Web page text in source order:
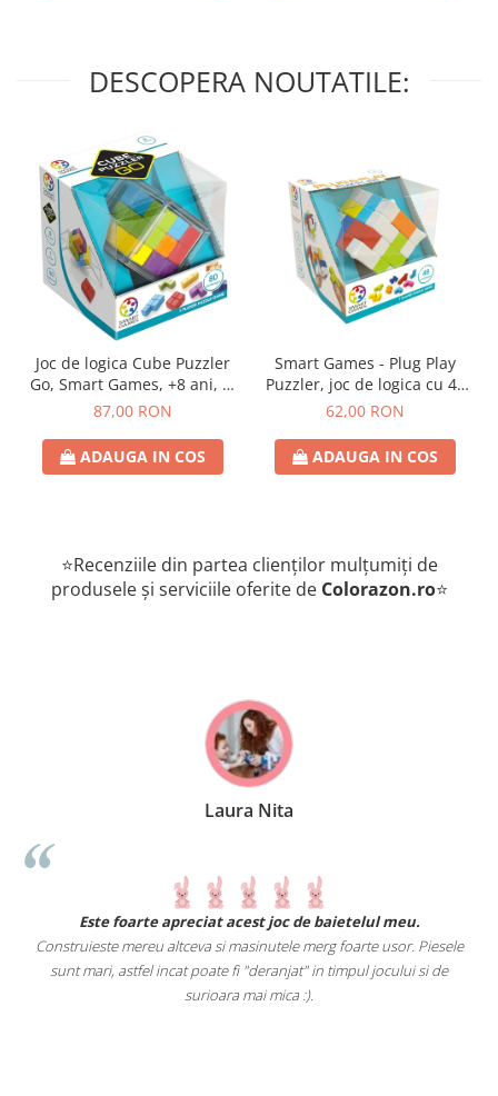
DESCOPERA NOUTATILE:
Joc de logica Cube Puzzler
Go, Smart Games, +8 ani, lb
romana
87,00 RON
ADAUGA IN COS
Smart Games - Plug Play
Puzzler, joc de logica cu 48
de provocari, 6+ ani, lb
62,00 RON
ADAUGA IN COS
⭐Recenziile din partea clienților mulțumiți de
produsele și serviciile oferite de Colorazon.ro⭐
Laura Nita
Este foarte apreciat acest joc de baietelul meu.
Construieste mereu altceva si masinutele merg foarte usor. Piesele
sunt mari, astfel incat poate fi "deranjat" in timpul jocului si de
surioara mai mica :).